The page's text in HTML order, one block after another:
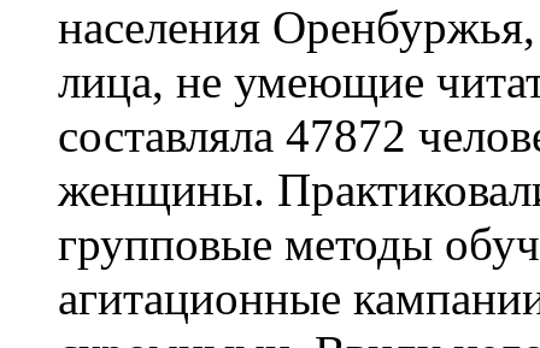
населения
лица, не умеющие
составляла 47872
женщины.
групповые методы
агитационные